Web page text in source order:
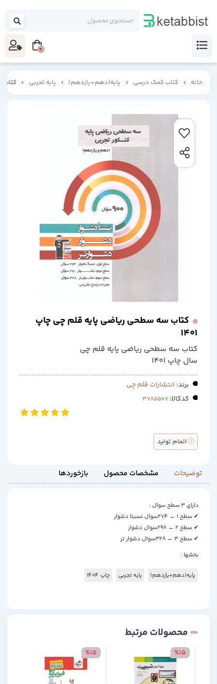
خانه کتاب کمک درسی پایه(دهم+یازدهم) پایه تجربی کتاب
کتاب سه سطحی ریاضی پایه قلم چی چاپ
1401
کتاب سه سطحی ریاضی پایه قلم چی
سال چاپ 1401
برند: انتشارات قلم چی
کدکالا:
اتمام تولید
توضیحات مشخصات محصول بازخوردها
دارای 3 سطح سوال :
✔ سطح 1 ← 274سوال نسبتا دشوار
✔ سطح 2 ← 298سوال دشوار
✔ سطح 3 ← 328سوال دشوار تر
بخشها :
پایه(دهم+یازدهم) پایه تجربی چاپ 1404
محصولات مرتبط
%15
%15
0